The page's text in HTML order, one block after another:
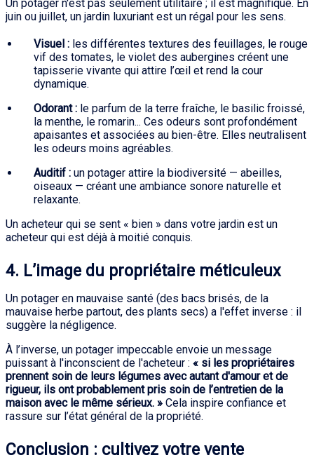
Un potager n'est pas seulement utilitaire ; il est magnifique. En
juin ou juillet, un jardin luxuriant est un régal pour les sens.
Visuel : les différentes textures des feuillages, le rouge
vif des tomates, le violet des aubergines créent une
tapisserie vivante qui attire l’œil et rend la cour
dynamique.
Odorant : le parfum de la terre fraîche, le basilic froissé,
la menthe, le romarin... Ces odeurs sont profondément
apaisantes et associées au bien-être. Elles neutralisent
les odeurs moins agréables.
Auditif : un potager attire la biodiversité — abeilles,
oiseaux — créant une ambiance sonore naturelle et
relaxante.
Un acheteur qui se sent « bien » dans votre jardin est un
acheteur qui est déjà à moitié conquis.
4. L’image du propriétaire méticuleux
Un potager en mauvaise santé (des bacs brisés, de la
mauvaise herbe partout, des plants secs) a l'effet inverse : il
suggère la négligence.
À l’inverse, un potager impeccable envoie un message
puissant à l'inconscient de l'acheteur : « si les propriétaires
prennent soin de leurs légumes avec autant d'amour et de
rigueur, ils ont probablement pris soin de l’entretien de la
maison avec le même sérieux. » Cela inspire confiance et
rassure sur l’état général de la propriété.
Conclusion : cultivez votre vente